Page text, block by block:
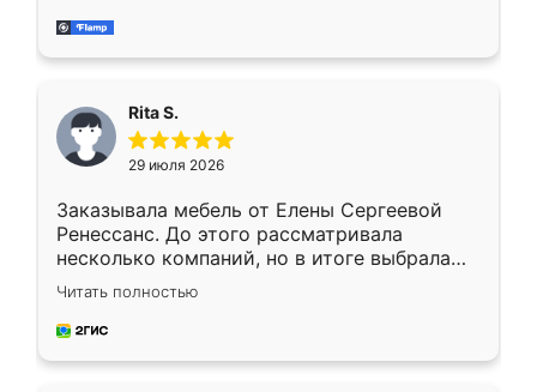
мебель за качественную работу!
Rita S.
29 июля 2026
Заказывала мебель от Елены Сергеевой
Ренессанс. До этого рассматривала
несколько компаний, но в итоге выбрала
эту. Сначала обговорили условия, потом
приехал замерщик, всё спокойно объяснил
и снял размеры. Изготовили в срок, с
Читать полностью